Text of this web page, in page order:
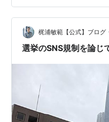
が、AIによって少人数で
き、SNS上の情報空間を
世論工作を展開できるよ
TikTokなどで…
梶浦敏範【公式】ブログ
選挙のSNS規制を論じ